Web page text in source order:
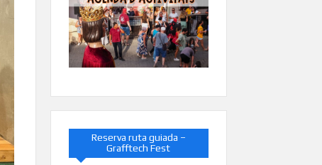
Reserva ruta guiada –
Grafftech Fest